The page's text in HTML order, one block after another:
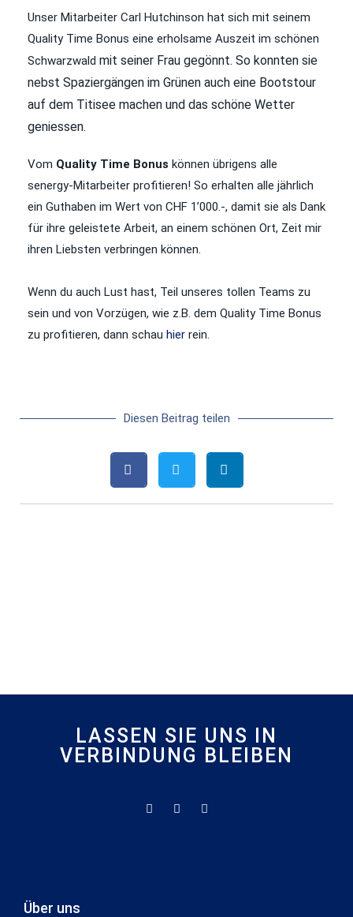
Unser Mitarbeiter Carl Hutchinson hat sich mit seinem
Quality Time Bonus eine erholsame Auszeit im schönen
Schwarzwald mit seiner Frau gegönnt. So konnten sie
nebst Spaziergängen im Grünen auch eine Bootstour
auf dem Titisee machen und das schöne Wetter
geniessen.
Vom Quality Time Bonus können übrigens alle
senergy-Mitarbeiter profitieren! So erhalten alle jährlich
ein Guthaben im Wert von CHF 1’000.-, damit sie als Dank
für ihre geleistete Arbeit, an einem schönen Ort, Zeit mir
ihren Liebsten verbringen können.
Wenn du auch Lust hast, Teil unseres tollen Teams zu
sein und von Vorzügen, wie z.B. dem Quality Time Bonus
zu profitieren, dann schau hier rein.
Diesen Beitrag teilen
LASSEN SIE UNS IN
VERBINDUNG BLEIBEN
Über uns